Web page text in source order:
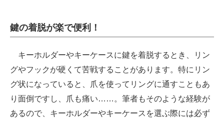
鍵の着脱が楽で便利！
キーホルダーやキーケースに鍵を着脱するとき、リン
グやフックが硬くて苦戦することがあります。特にリン
グ状になっていると、爪を使ってリングに通すこともあ
り面倒ですし、爪も痛い……。筆者もそのような経験が
あるので、キーホルダーやキーケースを選ぶ際には必ず